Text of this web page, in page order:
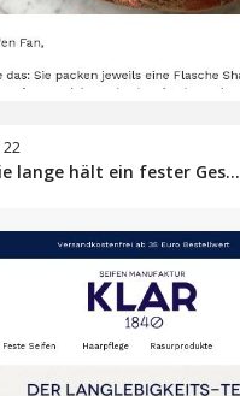
22
lange hält ein fester Ges...